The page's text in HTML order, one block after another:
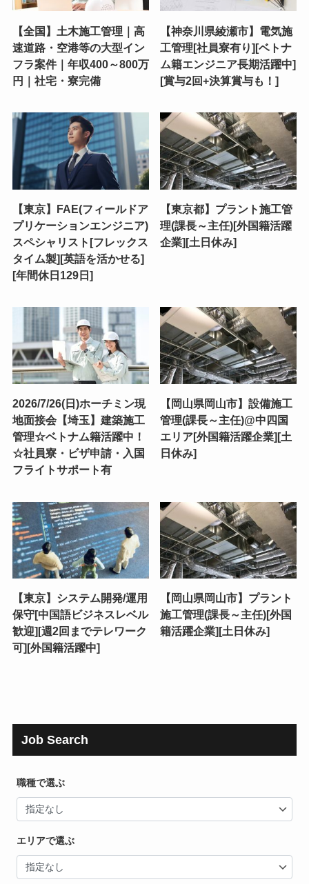
【全国】土木施工管理｜高
速道路・空港等の大型イン
フラ案件｜年収400～800万
円｜社宅・寮完備
【神奈川県綾瀬市】電気施
工管理[社員寮有り][ベトナ
ム籍エンジニア長期活躍中]
[賞与2回+決算賞与も！]
【東京】FAE(フィールドア
プリケーションエンジニア)
スペシャリスト[フレックス
タイム製][英語を活かせる]
[年間休日129日]
【東京都】プラント施工管
理(課長～主任)[外国籍活躍
企業][土日休み]
2026/7/26(日)ホーチミン現
地面接会【埼玉】建築施工
管理☆ベトナム籍活躍中！
☆社員寮・ビザ申請・入国
フライトサポート有
【岡山県岡山市】設備施工
管理(課長～主任)@中四国
エリア[外国籍活躍企業][土
日休み]
【東京】システム開発/運用
保守[中国語ビジネスレベル
歓迎][週2回までテレワーク
可][外国籍活躍中]
【岡山県岡山市】プラント
施工管理(課長～主任)[外国
籍活躍企業][土日休み]
Job Search
職種で選ぶ
エリアで選ぶ